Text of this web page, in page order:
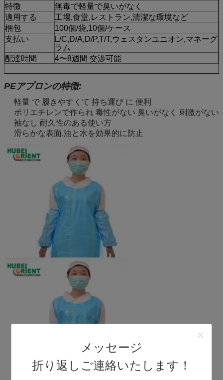
メッセージ
折り返しご連絡いたします！
特徴
無毒で軽量で臭いがなく
適用する
工場,食堂,レストラン,清潔な環境など
梱包
100個/袋,10個/ケース
支払い
L/C,D/A,D/P,T/T,ウェスタンユニオン,マネーグ
ラム
配達時間
4〜8週間 交渉可能
PEアプロンの特徴:
軽量 で 履きやすくて 持ち運び に 便利
ポリエチレンで作られ 毒性がない 臭いがなく 刺激がない
袖なし 耐久性のある使い方
滑らかな表面,油と水を効果的に防止